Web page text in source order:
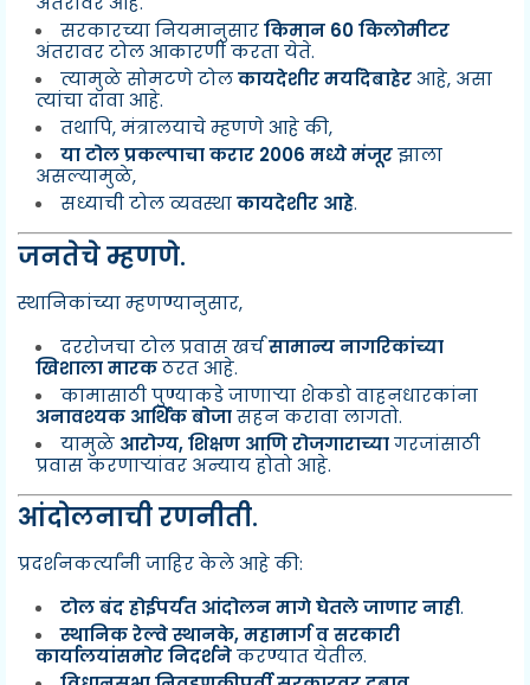
सरकारच्या नियमानुसारकिमान 60 किलोमीटर
अंतरावर टोल आकारणी करता येते.
त्यामुळे सोमटणे टोलकायदेशीर मर्यादेबाहेरआहे, असा
त्यांचा दावा आहे.
तथापि, मंत्रालयाचे म्हणणे आहे की,
या टोल प्रकल्पाचा करार 2006 मध्ये मंजूरझाला
असल्यामुळे,
सध्याची टोल व्यवस्थाकायदेशीर आहे.
जनतेचे म्हणणे.
स्थानिकांच्या म्हणण्यानुसार,
दररोजचा टोल प्रवास खर्चसामान्य नागरिकांच्या
खिशाला मारकठरत आहे.
कामासाठी पुण्याकडे जाणाऱ्या शेकडो वाहनधारकांना
अनावश्यक आर्थिक बोजासहन करावा लागतो.
यामुळे आरोग्य, शिक्षण आणि रोजगाराच्यागरजांसाठी
प्रवास करणाऱ्यांवर अन्याय होतो आहे.
आंदोलनाची रणनीती.
प्रदर्शनकर्त्यांनी जाहिर केले आहे की:
टोल बंद होईपर्यंत आंदोलन मागे घेतले जाणार नाही.
स्थानिक रेल्वे स्थानके, महामार्ग व सरकारी
कार्यालयांसमोर निदर्शनेकरण्यात येतील.